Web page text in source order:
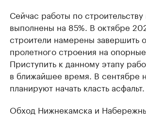
Сейчас работы по строительству
выполнены на 85%. В октябре
строители намерены завершить
пролетного строения на
Приступить к данному этапу
в ближайшее время. В сентябре
планируют начать класть асфальт.
Обход Нижнекамска и